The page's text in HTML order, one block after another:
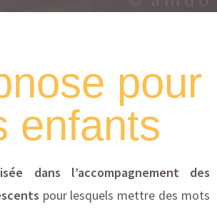
pour
enfants
dans l’accompagnement des
pour lesquels mettre des mots